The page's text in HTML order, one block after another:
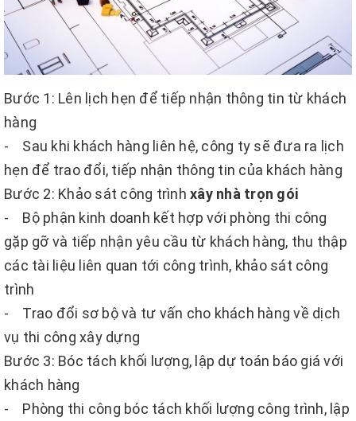
Bước 1: Lên lịch hẹn để tiếp nhận thông tin từ khách
hàng
- Sau khi khách hàng liên hệ, công ty sẽ đưa ra lịch
hẹn để trao đổi, tiếp nhận thông tin của khách hàng
Bước 2: Khảo sát công trình xây nhà trọn gói
- Bộ phận kinh doanh kết hợp với phòng thi công
gặp gỡ và tiếp nhận yêu cầu từ khách hàng, thu thập
các tài liệu liên quan tới công trình, khảo sát công
trình
- Trao đổi sơ bộ và tư vấn cho khách hàng về dịch
vụ thi công xây dựng
Bước 3: Bóc tách khối lượng, lập dự toán báo giá với
khách hàng
- Phòng thi công bóc tách khối lượng công trình, lập